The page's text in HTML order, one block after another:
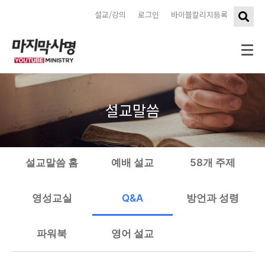
바이블칼리지등록
로그인
설교/강의
설교말씀
설교말씀 홈 예배 설교 58개 주제
영성교실 Q&A 방언과 성령
파워북 영어 설교